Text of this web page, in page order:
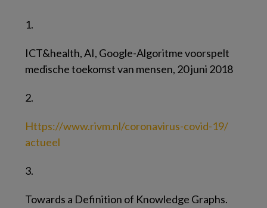
1.
ICT&health, AI, Google-Algoritme voorspelt
medische toekomst van mensen, 20 juni 2018
2.
Https://​www.​rivm.​nl/​coronavirus-covid-19/​
actueel
3.
Towards a Definition of Knowledge Graphs.